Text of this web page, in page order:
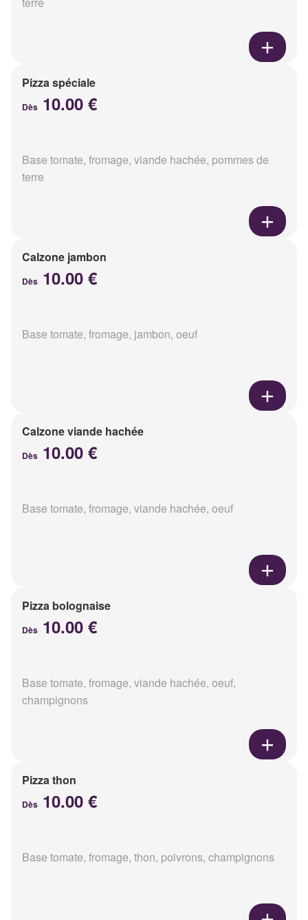
Pizza spéciale
Dès 10.00 €
Base tomate, fromage, viande hachée, pommes de
terre
Calzone jambon
Dès 10.00 €
Base tomate, fromage, jambon, oeuf
Calzone viande hachée
Dès 10.00 €
Base tomate, fromage, viande hachée, oeuf
Pizza bolognaise
Dès 10.00 €
Base tomate, fromage, viande hachée, oeuf,
champignons
Pizza thon
Dès 10.00 €
Base tomate, fromage, thon, poivrons, champignons